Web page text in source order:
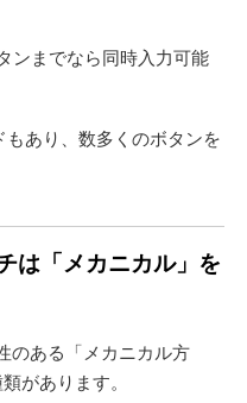
ンまでなら同時入力可能
あり、数多くのボタンを
は「メカニカル」を
のある「メカニカル方
があります。